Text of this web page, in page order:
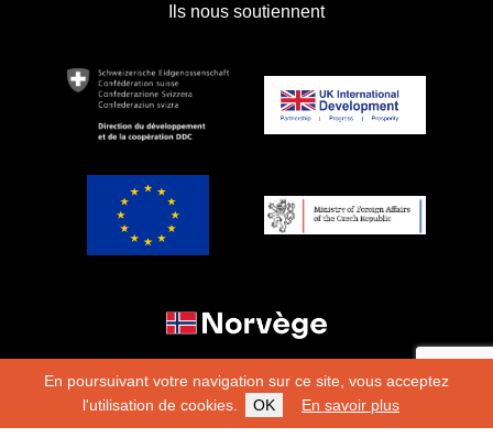
En poursuivant votre navigation sur ce site, vous acceptez
l'utilisation de cookies.
OK En savoir plus
Ils nous soutiennent